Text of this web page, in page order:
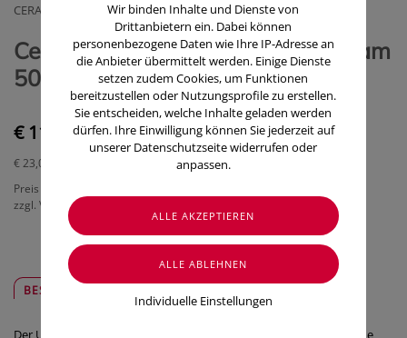
CERAVE (COSMETIQUE ACTIVE)
CeraVe Ultra Reparierender Balsam
50ml
€ 11,50
€ 23,00
Preis inkl. MwSt.
zzgl. Versandkosten
BESCHREIBUNG
Der Ultra Reparierende Balsam von CeraVe beruhigt trockene, raue
Wir binden Inhalte und Dienste von
Drittanbietern ein. Dabei können
personenbezogene Daten wie Ihre IP-Adresse an
die Anbieter übermittelt werden. Einige Dienste
setzen zudem Cookies, um Funktionen
bereitzustellen oder Nutzungsprofile zu erstellen.
Sie entscheiden, welche Inhalte geladen werden
dürfen. Ihre Einwilligung können Sie jederzeit auf
unserer Datenschutzseite widerrufen oder
anpassen.
Individuelle Einstellungen